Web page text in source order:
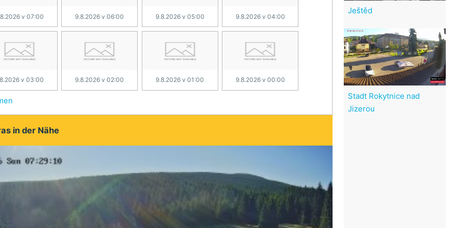
v 07:00 9.8.2026 v 06:00 9.8.2026 v 05:00 9.8.2026 v 04:00
v 03:00 9.8.2026 v 02:00 9.8.2026 v 01:00 9.8.2026 v 00:00
in der Nähe
Ještěd
Stadt Rokytnice nad
Jizerou